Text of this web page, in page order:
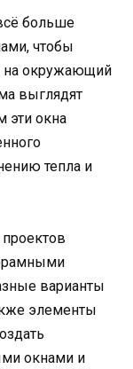
больше
чтобы
на окружающий
выглядят
эти окна
тепла и
варианты
элементы
окнами и